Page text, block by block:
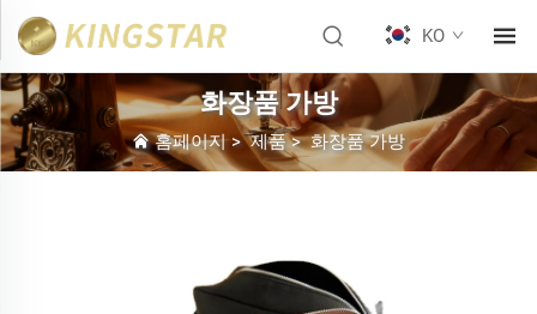
KO
화장품 가방
홈페이지>제품>화장품 가방